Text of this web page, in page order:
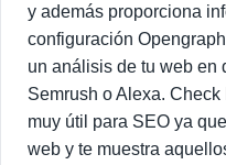
y además proporciona
configuración
un análisis de tu web en
Semrush o Alexa.
muy útil para SEO ya
web y te muestra